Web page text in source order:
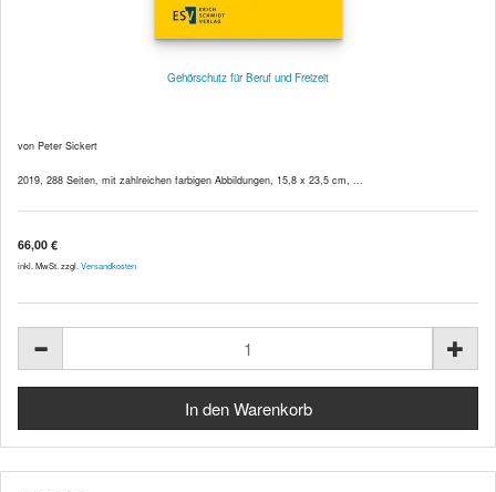
Gehörschutz für Beruf und Freizeit
von Peter Sickert
2019, 288 Seiten, mit zahlreichen farbigen Abbildungen, 15,8 x 23,5 cm, ...
66,00 €
inkl. MwSt. zzgl. Versandkosten